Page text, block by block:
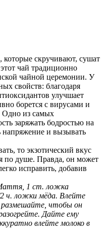
которые скручивают, сушат
чай традиционно
чайной церемонии. У
свойств: благодаря
улучшает
борется с вирусами и
Одно из самых
заряжать бодростью на
напряжение и вызывать
то экзотический вкус
по душе. Правда, он может
исправить, добавив
1 cm. ложка
ч. ложки мёда. Влейте
размешайте, чтобы он
Дайте ему
влейте молоко в